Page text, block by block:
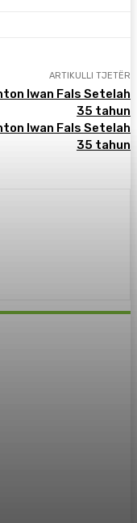
ARTIKULLI TJETËR
Iwan Fals Setelah
35 tahun